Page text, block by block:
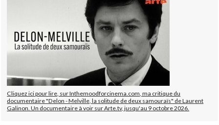
Cliquez ici pour lire, sur Inthemoodforcinema.com, ma critique du
documentaire "Delon - Melville, la solitude de deux samouraïs" de Laurent
Galinon. Un documentaire à voir sur Arte.tv, jusqu'au 9 octobre 2026.